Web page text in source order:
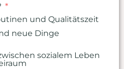
und Qualitätszeit
neue Dinge
sozialem Leben